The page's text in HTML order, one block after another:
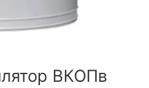
ВКОПв